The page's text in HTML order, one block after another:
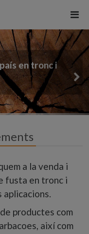
Venda de llenya i
a la venda i
fusta en tronc i
productes com
així com